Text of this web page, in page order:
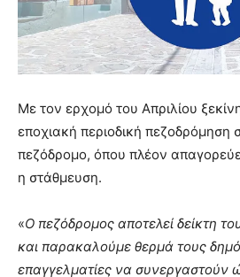
Με τον ερχομό του Απριλίου
εποχιακή περιοδική πεζοδρόμηση
πεζόδρομο, όπου πλέον
η στάθμευση.
«Ο πεζόδρομος αποτελεί δείκτη
και παρακαλούμε θερμά τους
επαγγελματίες να συνεργαστούν